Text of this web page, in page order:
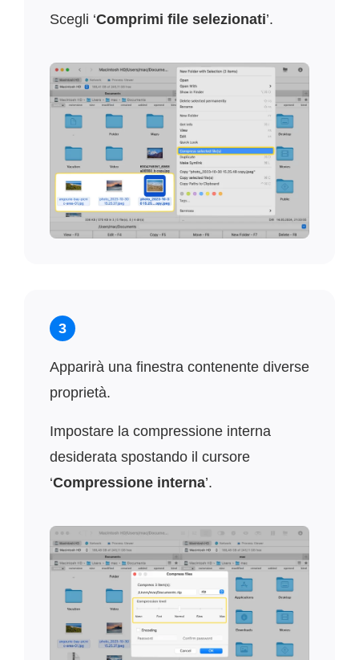
Scegli ‘Comprimi file selezionati’.
3
Apparirà una finestra contenente diverse
proprietà.
Impostare la compressione interna
desiderata spostando il cursore
‘Compressione interna’.